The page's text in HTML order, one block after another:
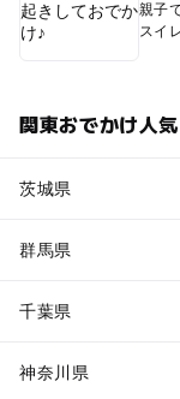
親子
スイ
関東おでかけ人
茨城県
群馬県
千葉県
神奈川県